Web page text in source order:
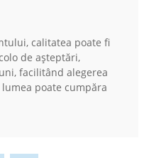
calitatea poate fi
de așteptări,
facilitând alegerea
poate cumpăra